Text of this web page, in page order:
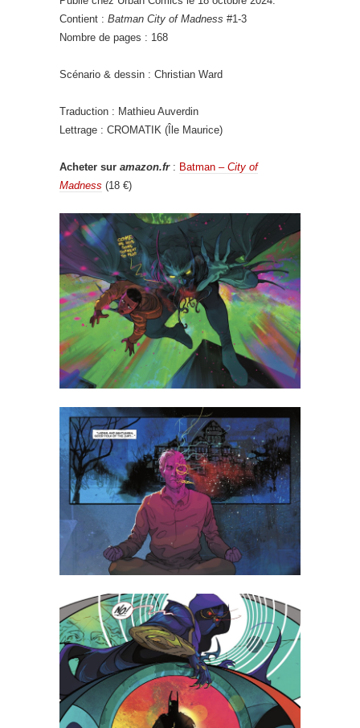
Contient : Batman City of Madness #1-3
Nombre de pages : 168
Scénario & dessin : Christian Ward
Traduction : Mathieu Auverdin
Lettrage : CROMATIK (Île Maurice)
Acheter sur amazon.fr: Batman – City of
Madness (18 €)